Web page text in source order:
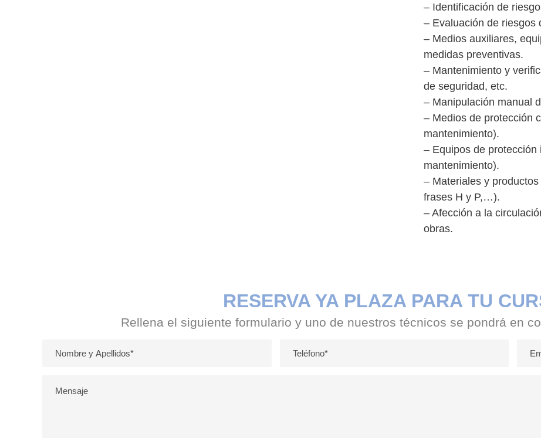
– Identificación de
– Evaluación de riesgos
– Medios auxiliares,
medidas preventivas.
– Mantenimiento y
de seguridad, etc.
– Manipulación manual
– Medios de protección
mantenimiento).
– Equipos de
mantenimiento).
– Materiales y
frases H y P,…).
– Afección a la
obras.
RESERVA YA PLAZA PARA TU
Rellena el siguiente formulario y uno de nuestros técnicos se pondrá en